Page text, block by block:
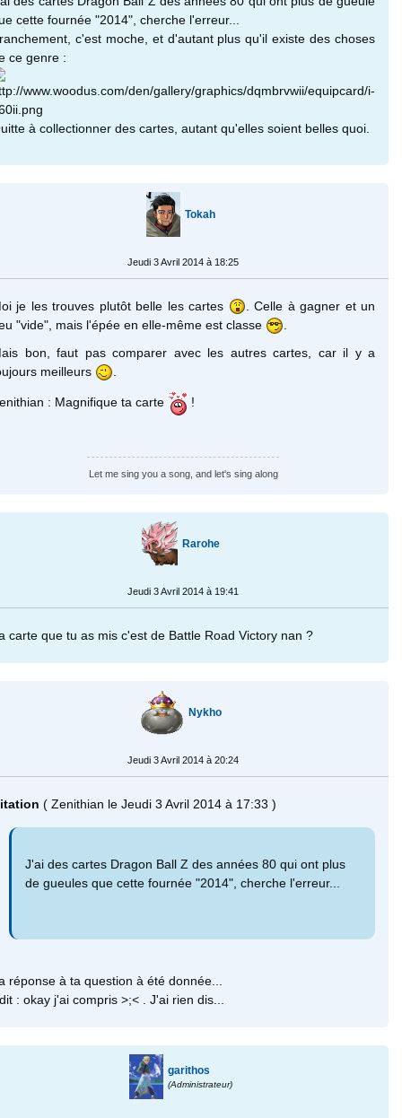
cette fournée "2014", cherche l'erreur...
c'est moche, et d'autant plus qu'il existe des choses
ce genre :
à collectionner des cartes, autant qu'elles soient belles quoi.
Tokah
Jeudi 3 Avril 2014 à 18:25
je les trouves plutôt belle les cartes
. Celle à gagner et un
"vide", mais l'épée en elle-même est classe
bon, faut pas comparer avec les autres cartes, car il y a
meilleurs
: Magnifique ta carte !
Let me sing you a song, and let's sing along
Rarohe
Jeudi 3 Avril 2014 à 19:41
carte que tu as mis c'est de Battle Road Victory nan ?
Nykho
Jeudi 3 Avril 2014 à 20:24
( Zenithian le Jeudi 3 Avril 2014 à 17:33 )
J'ai des cartes Dragon Ball Z des années 80 qui ont plus
de gueules que cette fournée "2014", cherche l'erreur...
réponse à ta question à été donnée...
: okay j'ai compris >;< . J'ai rien dis...
garithos
(Administrateur)